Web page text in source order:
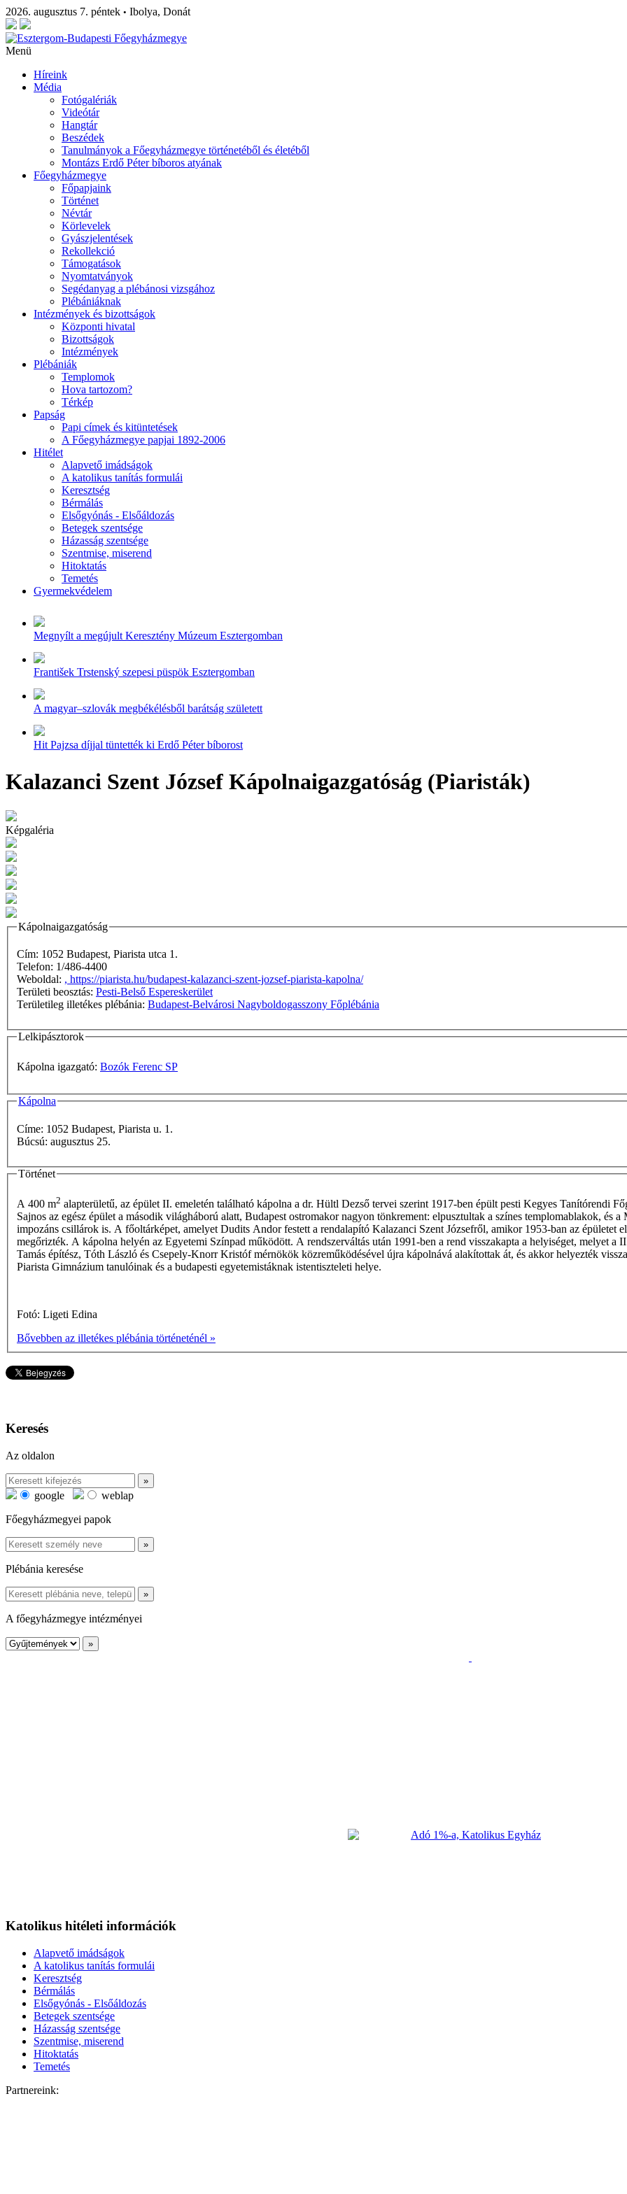
2026. augusztus 7. péntek • Ibolya, Donát
Menü
Híreink
Média
Fotógalériák
Videótár
Hangtár
Beszédek
Tanulmányok a Főegyházmegye történetéből és életéből
Montázs Erdő Péter bíboros atyának
Főegyházmegye
Főpapjaink
Történet
Névtár
Körlevelek
Gyászjelentések
Rekollekció
Támogatások
Nyomtatványok
Segédanyag a plébánosi vizsgához
Plébániáknak
Intézmények és bizottságok
Központi hivatal
Bizottságok
Intézmények
Plébániák
Templomok
Hova tartozom?
Térkép
Papság
Papi címek és kitüntetések
A Főegyházmegye papjai 1892-2006
Hitélet
Alapvető imádságok
A katolikus tanítás formulái
Keresztség
Bérmálás
Elsőgyónás - Elsőáldozás
Betegek szentsége
Házasság szentsége
Szentmise, miserend
Hitoktatás
Temetés
Gyermekvédelem
Megnyílt a megújult Keresztény Múzeum Esztergomban
František Trstenský szepesi püspök Esztergomban
A magyar–szlovák megbékélésből barátság született
Hit Pajzsa díjjal tüntették ki Erdő Péter bíborost
Kalazanci Szent József Kápolnaigazgatóság (Piaristák)
Képgaléria
Kápolnaigazgatóság
Cím: 1052 Budapest, Piarista utca 1.
Telefon: 1/486-4400
Weboldal: , https://piarista.hu/budapest-kalazanci-szent-jozsef-piarista-kapolna/
Területi beosztás: Pesti-Belső Espereskerület
Területileg illetékes plébánia: Budapest-Belvárosi Nagyboldogasszony Főplébánia
Lelkipásztorok
Kápolna igazgató: Bozók Ferenc SP
Kápolna
Címe: 1052 Budapest, Piarista u. 1.
Búcsú: augusztus 25.
Történet
A 400 m2 alapterületű, az épület II. emeletén található kápolna a dr. Hültl Dezső tervei szerint 1917-ben épült pesti Kegyes Tanítórendi
Sajnos az egész épület a második világháború alatt, Budapest ostromakor nagyon tönkrement: elpusztultak a színes templomablakok, és
impozáns csillárok is. A főoltárképet, amelyet Dudits Andor festett a rendalapító Kalazanci Szent Józsefről, amikor 1953-ban az épületet
megőrizték. A kápolna helyén az Egyetemi Színpad működött. A rendszerváltás után 1991-ben a rend visszakapta a helyiséget, melyet
Tamás építész, Tóth László és Csepely-Knorr Kristóf mérnökök közreműködésével újra kápolnává alakítottak át, és akkor helyezték
Piarista Gimnázium tanulóinak és a budapesti egyetemistáknak istentiszteleti helye.
Fotó: Ligeti Edina
Bővebben az illetékes plébánia történeténél »
Keresés
Az oldalon
google
weblap
Főegyházmegyei papok
Plébánia keresése
A főegyházmegye intézményei
Katolikus hitéleti információk
Alapvető imádságok
A katolikus tanítás formulái
Keresztség
Bérmálás
Elsőgyónás - Elsőáldozás
Betegek szentsége
Házasság szentsége
Szentmise, miserend
Hitoktatás
Temetés
Partnereink: